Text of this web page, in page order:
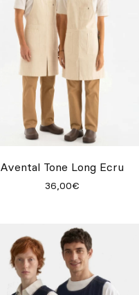
Avental Tone Long Ecru
36,00€